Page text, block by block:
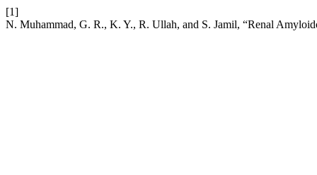
[1]
N. Muhammad, G. R., K. Y., R. Ullah, and S. Jamil, “Renal